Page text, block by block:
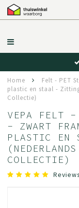
Home
Felt - PET
plastic en staal -
Collectie)
VEPA FELT -
- ZWART
PLASTIC EN
COLLECTIE)